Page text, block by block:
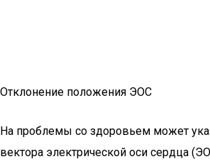
Отклонение положения ЭОС
На проблемы со здоровьем может
вектора электрической оси сердца